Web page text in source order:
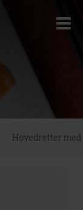
Hovedretter